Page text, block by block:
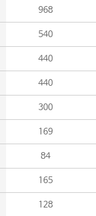
968
540
440
440
300
169
84
165
128